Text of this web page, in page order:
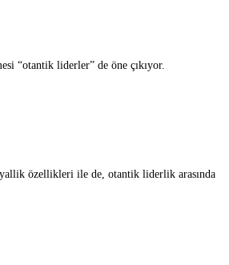
“otantik liderler” de öne çıkıyor.
özellikleri ile de, otantik liderlik arasında